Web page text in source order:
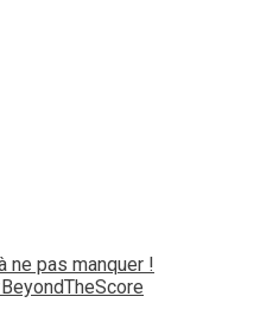
ne pas manquer !